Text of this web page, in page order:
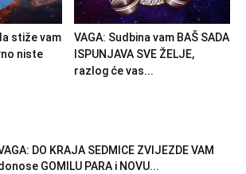
stiže vam
niste
VAGA: Sudbina vam BAŠ SADA
ISPUNJAVA SVE ŽELJE,
razlog će vas...
DO KRAJA SEDMICE ZVIJEZDE VAM
GOMILU PARA i NOVU...